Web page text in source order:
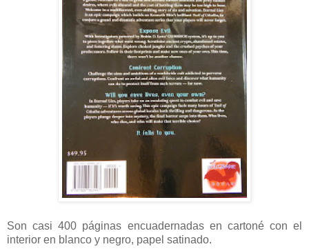
Son casi 400 páginas encuadernadas en cartoné con el
interior en blanco y negro, papel satinado.